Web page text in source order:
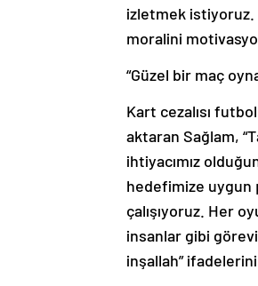
izletmek istiyoruz.
moralini
“Güzel bir maç
Kart cezalısı
aktaran Sağlam,
ihtiyacımız
hedefimize uygun
çalışıyoruz. Her
insanlar gibi
inşallah” ifadelerini